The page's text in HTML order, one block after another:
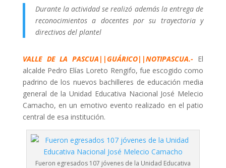
Durante la actividad se realizó además la entrega de
reconocimientos a docentes por su trayectoria y
directivos del plantel
VALLE DE LA PASCUA||GUÁRICO||NOTIPASCUA.- El
alcalde Pedro Elías Loreto Rengifo, fue escogido como
padrino de los nuevos bachilleres de educación media
general de la Unidad Educativa Nacional José Melecio
Camacho, en un emotivo evento realizado en el patio
central de esa institución.
Fueron egresados 107 jóvenes de la Unidad Educativa